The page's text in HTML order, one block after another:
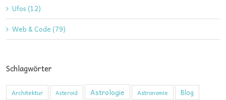
Ufos (12)
Web & Code (79)
Schlagwörter
Architektur Asteroid Astrologie Astronomie Blog